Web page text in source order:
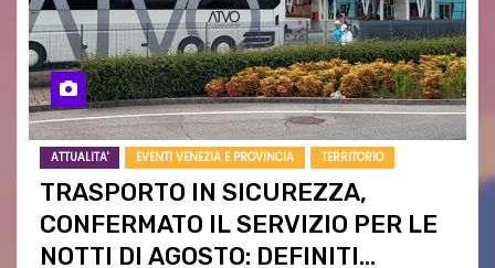
ATTUALITA' EVENTI VENEZIA E PROVINCIA TERRITORIO
TRASPORTO IN SICUREZZA,
CONFERMATO IL SERVIZIO PER LE
NOTTI DI AGOSTO: DEFINITI